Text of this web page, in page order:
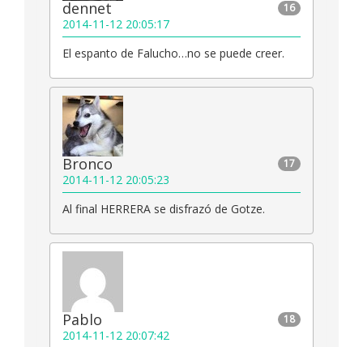
16
dennet
2014-11-12 20:05:17
El espanto de Falucho…no se puede creer.
17
Bronco
2014-11-12 20:05:23
Al final HERRERA se disfrazó de Gotze.
18
Pablo
2014-11-12 20:07:42